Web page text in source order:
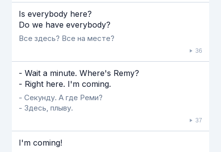
Is everybody here?
Do we have everybody?
Все здесь? Все на месте?
36
- Wait a minute. Where's Remy?
- Right here. I'm coming.
- Секунду. А где Реми?
- Здесь, плыву.
37
I'm coming!